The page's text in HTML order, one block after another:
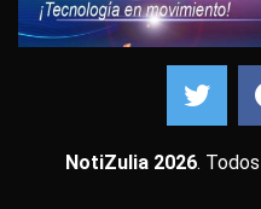
NotiZulia 2026.